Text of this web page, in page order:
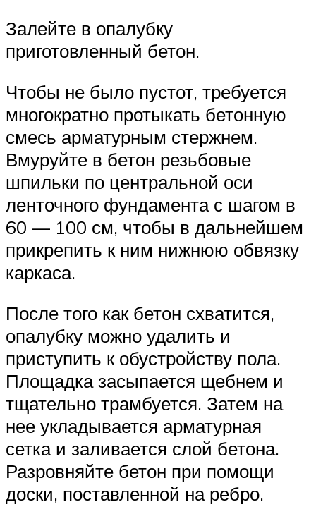
Залейте в опалубку
приготовленный бетон.
Чтобы не было пустот, требуется
многократно протыкать бетонную
смесь арматурным стержнем.
Вмуруйте в бетон резьбовые
шпильки по центральной оси
ленточного фундамента с шагом в
60 — 100 см, чтобы в дальнейшем
прикрепить к ним нижнюю обвязку
каркаса.
После того как бетон схватится,
опалубку можно удалить и
приступить к обустройству пола.
Площадка засыпается щебнем и
тщательно трамбуется. Затем на
нее укладывается арматурная
сетка и заливается слой бетона.
Разровняйте бетон при помощи
доски, поставленной на ребро.